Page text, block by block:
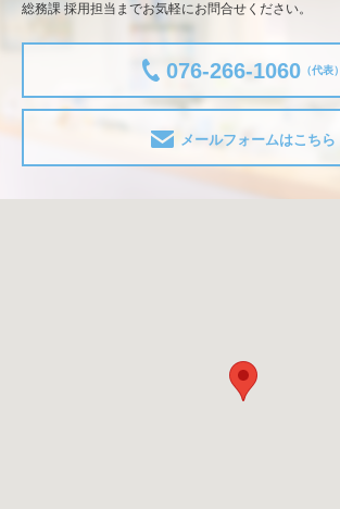
総務課 採用担当までお気軽にお問合せください。
076-266-1060 （代表）
メールフォームはこちら